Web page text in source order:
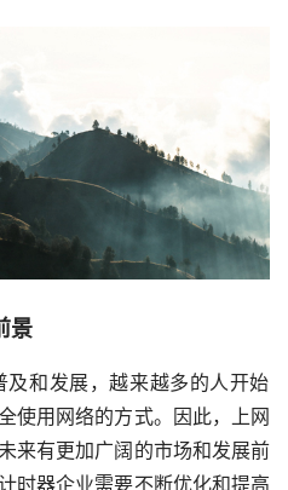
景
使用网络的方式。因此，上网
来有更加广阔的市场和发展前
时器企业需要不断优化和提高